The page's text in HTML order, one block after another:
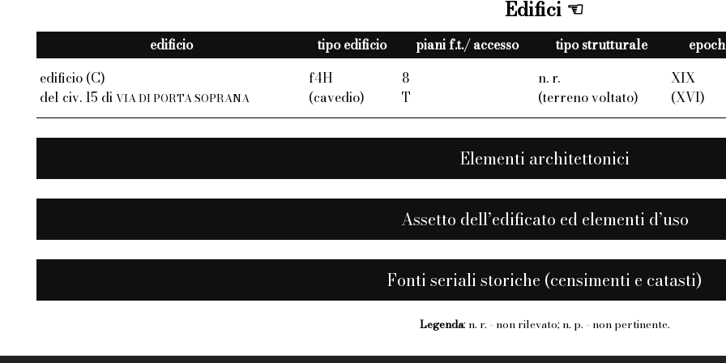
Edifici
edificio tipo edificio piani f.t./ accesso tipo strutturale
edificio (C)
del civ. 15 di VIA DI PORTA SOPRANA
f4H
(cavedio)
8
T
n. r.
(terreno voltato)
XIX
(XVI)
Elementi architettonici
Assetto dell’edificato ed elementi d’uso
Fonti seriali storiche (censimenti e catasti)
Legenda: n. r. - non rilevato; n. p. - non pertinente.